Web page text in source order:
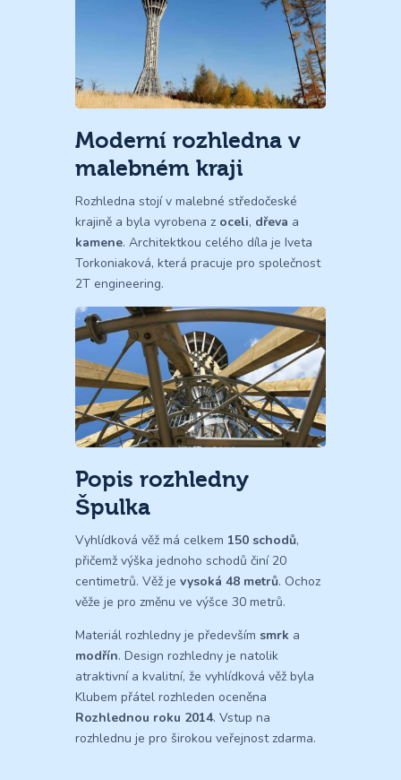
Moderní rozhledna v
malebném kraji
Rozhledna stojí v malebné středočeské
krajině a byla vyrobena z oceli, dřeva a
kamene. Architektkou celého díla je Iveta
Torkoniaková, která pracuje pro společnost
2T engineering.
Popis rozhledny
Špulka
Vyhlídková věž má celkem 150 schodů,
přičemž výška jednoho schodů činí 20
centimetrů. Věž je vysoká 48 metrů. Ochoz
věže je pro změnu ve výšce 30 metrů.
Materiál rozhledny je především smrk a
modřín. Design rozhledny je natolik
atraktivní a kvalitní, že vyhlídková věž byla
Klubem přátel rozhleden oceněna
Rozhlednou roku 2014. Vstup na
rozhlednu je pro širokou veřejnost zdarma.